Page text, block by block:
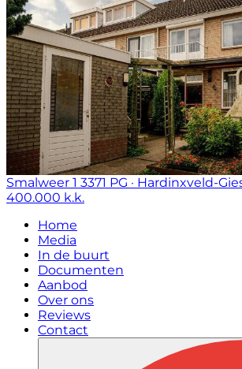
Smalweer 1 3371 PG · Hardinxveld-
400.000 k.k.
Home
Media
In de buurt
Documenten
Aanbod
Over ons
Reviews
Contact